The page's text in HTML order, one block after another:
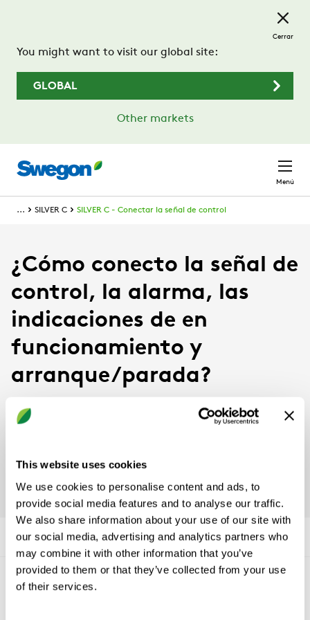
This website uses cookies
We use cookies to personalise content and ads, to
provide social media features and to analyse our traffic.
We also share information about your use of our site with
our social media, advertising and analytics partners who
may combine it with other information that you’ve
provided to them or that they’ve collected from your use
of their services.
You might want to visit our global site:
GLOBAL
Other markets
Cerrar
Menú
... SILVER C SILVER C - Conectar la señal de control
¿Cómo conecto la señal de
control, la alarma, las
indicaciones de en
funcionamiento y
arranque/parada?
La conexión de estas señales se describe en el
la sección Conexiones eléctricas.
Conócenos